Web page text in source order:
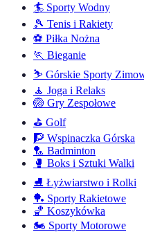
🏄 Sporty Wodny
🎾 Tenis i Rakiety
⚽ Piłka Nożna
🏃 Bieganie
⛷️ Górskie Sporty
🧘 Joga i Relaks
🏐 Gry Zespołowe
⛳ Golf
🧗 Wspinaczka Górska
🏸 Badminton
🥊 Boks i Sztuki Walki
⛸️ Łyżwiarstwo i Rolki
🏓 Sporty Rakietowe
🏀 Koszykówka
🏍️ Sporty Motorowe